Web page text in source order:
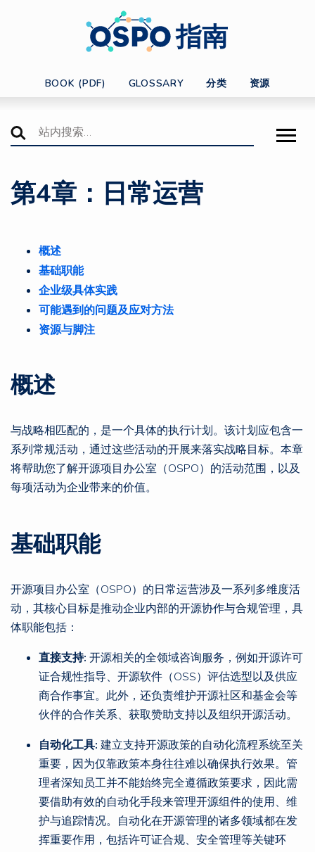
指南
BOOK (PDF) GLOSSARY 分类 资源
第4章：日常运营
概述
基础职能
企业级具体实践
可能遇到的问题及应对方法
资源与脚注
概述
与战略相匹配的，是一个具体的执行计划。该计划应包含一
系列常规活动，通过这些活动的开展来落实战略目标。本章
将帮助您了解开源项目办公室（OSPO）的活动范围，以及
每项活动为企业带来的价值。
基础职能
开源项目办公室（OSPO）的日常运营涉及一系列多维度活
动，其核心目标是推动企业内部的开源协作与合规管理，具
体职能包括：
直接支持: 开源相关的全领域咨询服务，例如开源许可
证合规性指导、开源软件（OSS）评估选型以及供应
商合作事宜。此外，还负责维护开源社区和基金会等
伙伴的合作关系、获取赞助支持以及组织开源活动。
自动化工具: 建立支持开源政策的自动化流程系统至关
重要，因为仅靠政策本身往往难以确保执行效果。管
理者深知员工并不能始终完全遵循政策要求，因此需
要借助有效的自动化手段来管理开源组件的使用、维
护与追踪情况。自动化在开源管理的诸多领域都在发
挥重要作用，包括许可证合规、安全管理等关键环